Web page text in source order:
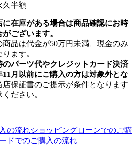
久半額
に在庫がある場合は商品確認にお時
ございます。
品は代金が50万円未満、現金のみ
ます。
のパーツ代やクレジットカード決済
11月以前にご購入の方は対象外とな
店保証書のご提示が条件となります
ださい。
の流れショッピングローンでのご購
ドでのご購入の流れ